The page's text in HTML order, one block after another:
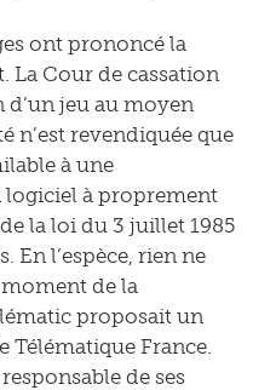
ont prononcé la
La Cour de cassation
jeu au moyen
n’est revendiquée que
à une
logiciel à proprement
la loi du 3 juillet 1985
En l’espèce, rien ne
moment de la
proposait un
Télématique France.
de ses